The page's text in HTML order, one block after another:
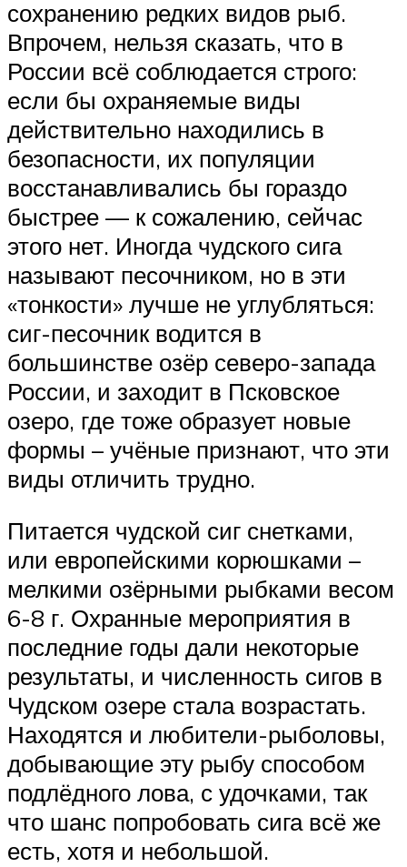
сохранению редких видов рыб.
Впрочем, нельзя сказать, что в
России всё соблюдается строго:
если бы охраняемые виды
действительно находились в
безопасности, их популяции
восстанавливались бы гораздо
быстрее — к сожалению, сейчас
этого нет. Иногда чудского сига
называют песочником, но в эти
«тонкости» лучше не углубляться:
сиг-песочник водится в
большинстве озёр северо-запада
России, и заходит в Псковское
озеро, где тоже образует новые
формы – учёные признают, что эти
виды отличить трудно.
Питается чудской сиг снетками,
или европейскими корюшками –
мелкими озёрными рыбками весом
6-8 г. Охранные мероприятия в
последние годы дали некоторые
результаты, и численность сигов в
Чудском озере стала возрастать.
Находятся и любители-рыболовы,
добывающие эту рыбу способом
подлёдного лова, с удочками, так
что шанс попробовать сига всё же
есть, хотя и небольшой.